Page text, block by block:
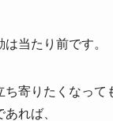
当たり前です。
寄りたくなって
れば、